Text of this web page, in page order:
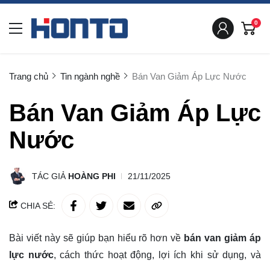
0
Trang chủ Tin ngành nghề Bán Van Giảm Áp Lực Nước
Bán Van Giảm Áp Lực
Nước
TÁC GIẢ HOÀNG PHI 21/11/2025
CHIA SẺ:
Bài viết này sẽ giúp bạn hiểu rõ hơn về bán van giảm áp
lực nước, cách thức hoạt động, lợi ích khi sử dụng, và